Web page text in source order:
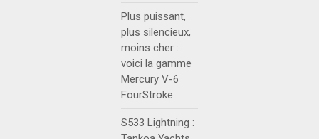
Plus puissant,
plus silencieux,
moins cher :
voici la gamme
Mercury V-6
FourStroke
S533 Lightning :